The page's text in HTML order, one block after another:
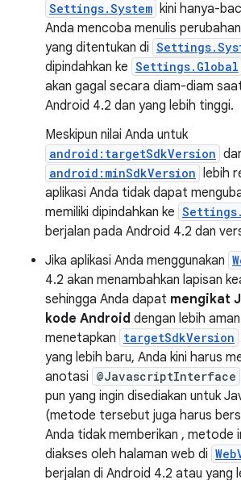
Settings.System kini hanya-
Anda mencoba menulis
yang ditentukan di
dipindahkan ke Settings.Global
akan gagal secara diam-diam
Android 4.2 dan yang lebih tinggi.
Meskipun nilai Anda untuk
android:targetSdkVersion
android:minSdkVersion lebih
aplikasi Anda tidak dapat
memiliki dipindahkan ke
berjalan pada Android 4.2 dan
Jika aplikasi Anda menggunakan
4.2 akan menambahkan lapisan
sehingga Anda dapat mengikat
kode Android dengan lebih
menetapkan targetSdkVersion
yang lebih baru, Anda kini harus
anotasi @JavascriptInterface
pun yang ingin disediakan untuk
(metode tersebut juga harus
Anda tidak memberikan , metode
diakses oleh halaman web di
berjalan di Android 4.2 atau yang